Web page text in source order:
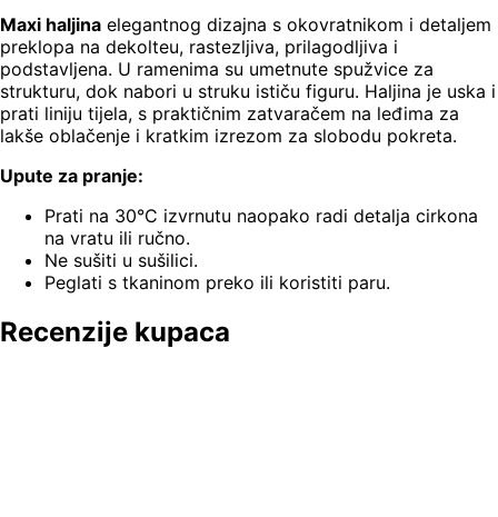
Maxi haljina elegantnog dizajna s okovratnikom i detaljem
preklopa na dekolteu, rastezljiva, prilagodljiva i
podstavljena. U ramenima su umetnute spužvice za
strukturu, dok nabori u struku ističu figuru. Haljina je uska i
prati liniju tijela, s praktičnim zatvaračem na leđima za
lakše oblačenje i kratkim izrezom za slobodu pokreta.
Upute za pranje:
Prati na 30°C izvrnutu naopako radi detalja cirkona
na vratu ili ručno.
Ne sušiti u sušilici.
Peglati s tkaninom preko ili koristiti paru.
Recenzije kupaca